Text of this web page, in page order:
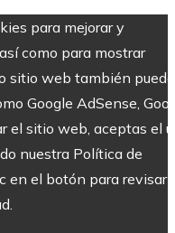
para mejorar y
como para mostrar
sitio web también puede
Google AdSense,
el sitio web, aceptas el
nuestra Política de
en el botón para revisar